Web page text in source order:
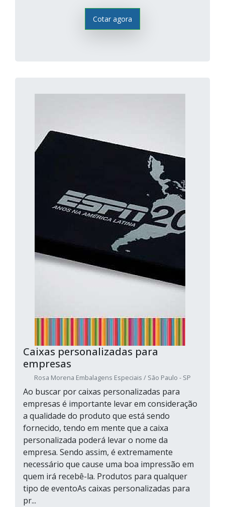
Cotar agora
Caixas personalizadas para
empresas
Rosa Morena Embalagens Especiais / São Paulo - SP
Ao buscar por caixas personalizadas para
empresas é importante levar em consideração
a qualidade do produto que está sendo
fornecido, tendo em mente que a caixa
personalizada poderá levar o nome da
empresa. Sendo assim, é extremamente
necessário que cause uma boa impressão em
quem irá recebê-la. Produtos para qualquer
tipo de eventoAs caixas personalizadas para
pr...